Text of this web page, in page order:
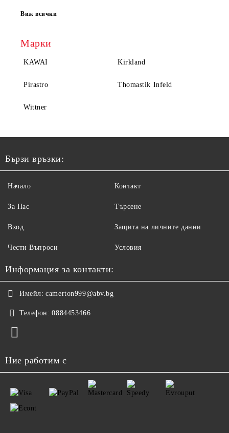
Виж всички
Марки
KAWAI Kirkland
Pirastro Thomastik Infeld
Wittner
Бързи връзки:
Начало
За Нас
Вход
Чести Въпроси
Контакт
Търсене
Защита на личните данни
Условия
Информация за контакти:
Имейл: camerton999@abv.bg
Телефон: 0884453466
Ние работим с